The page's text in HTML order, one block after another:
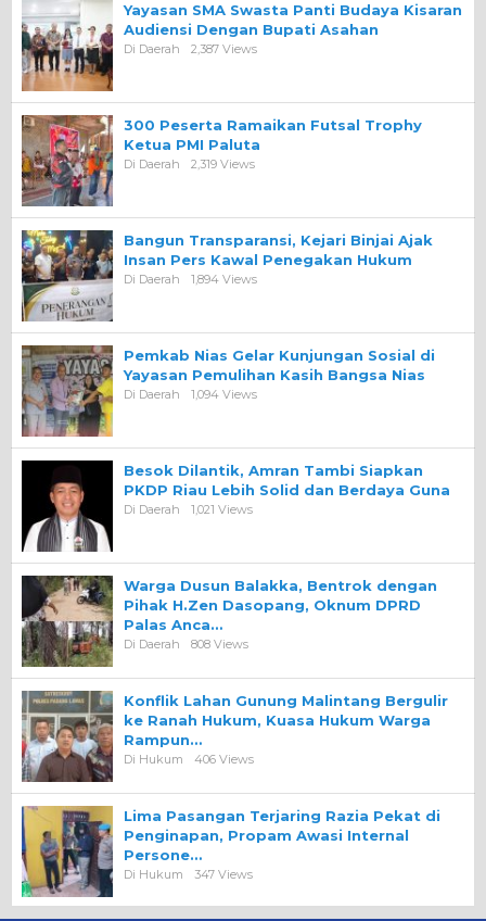
Yayasan SMA Swasta Panti Budaya Kisaran
Audiensi Dengan Bupati Asahan
Di Daerah 2,387 Views
300 Peserta Ramaikan Futsal Trophy
Ketua PMI Paluta
Di Daerah 2,319 Views
Bangun Transparansi, Kejari Binjai Ajak
Insan Pers Kawal Penegakan Hukum
Di Daerah 1,894 Views
Pemkab Nias Gelar Kunjungan Sosial di
Yayasan Pemulihan Kasih Bangsa Nias
Di Daerah 1,094 Views
Besok Dilantik, Amran Tambi Siapkan
PKDP Riau Lebih Solid dan Berdaya Guna
Di Daerah 1,021 Views
Warga Dusun Balakka, Bentrok dengan
Pihak H.Zen Dasopang, Oknum DPRD
Palas Anca…
Di Daerah 808 Views
Konflik Lahan Gunung Malintang Bergulir
ke Ranah Hukum, Kuasa Hukum Warga
Rampun…
Di Hukum 406 Views
Lima Pasangan Terjaring Razia Pekat di
Penginapan, Propam Awasi Internal
Persone…
Di Hukum 347 Views